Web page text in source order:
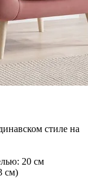
стиле на
20 см
см)